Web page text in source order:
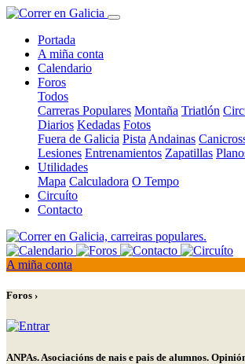
Portada
A miña conta
Calendario
Foros
Todos
Carreras Populares Montaña Triatlón
Diarios Kedadas Fotos
Fuera de Galicia Pista Andainas
Lesiones Entrenamientos Zapatillas
Utilidades
Mapa Calculadora O Tempo
Circuíto
Contacto
A miña conta
Foros ›
ANPAs. Asociacións de nais e pais de alumnos.